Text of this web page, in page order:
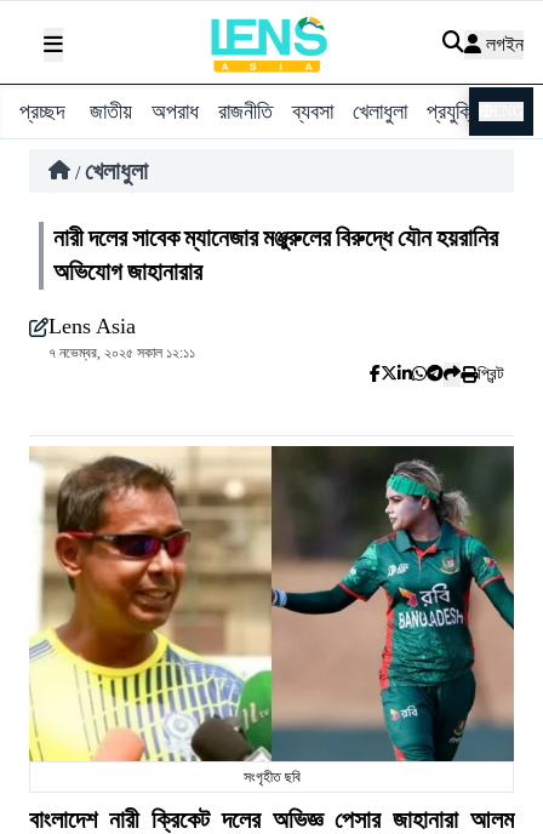
লগইন
প্রচ্ছদ জাতীয় অপরাধ রাজনীতি ব্যবসা খেলাধুলা প্রযুক্তি
/ খেলাধুলা
নারী দলের সাবেক ম্যানেজার মঞ্জুরুলের বিরুদ্ধে যৌন হয়রানির
অভিযোগ জাহানারার
Lens Asia
৭ নভেম্বর, ২০২৫ সকাল ১২:১১
প্রিন্ট
সংগৃহীত ছবি
বাংলাদেশ নারী ক্রিকেট দলের অভিজ্ঞ পেসার জাহানারা আলম